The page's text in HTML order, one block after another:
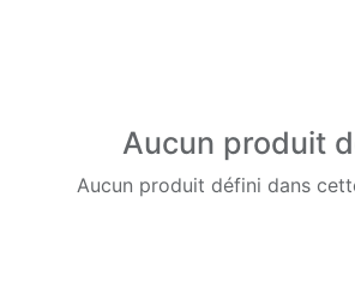
Aucun produit
Aucun produit défini dans